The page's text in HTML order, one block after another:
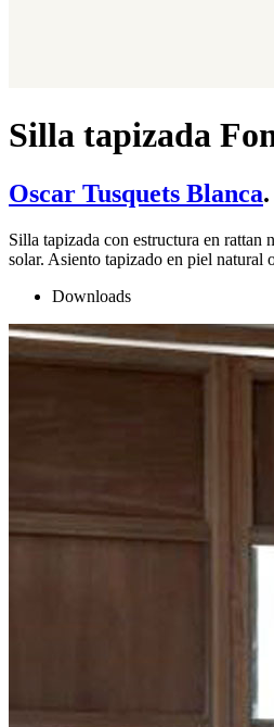
Silla tapizada
Oscar Tusquets Blanca
Silla tapizada con estructura en
solar. Asiento tapizado en piel natural
Downloads